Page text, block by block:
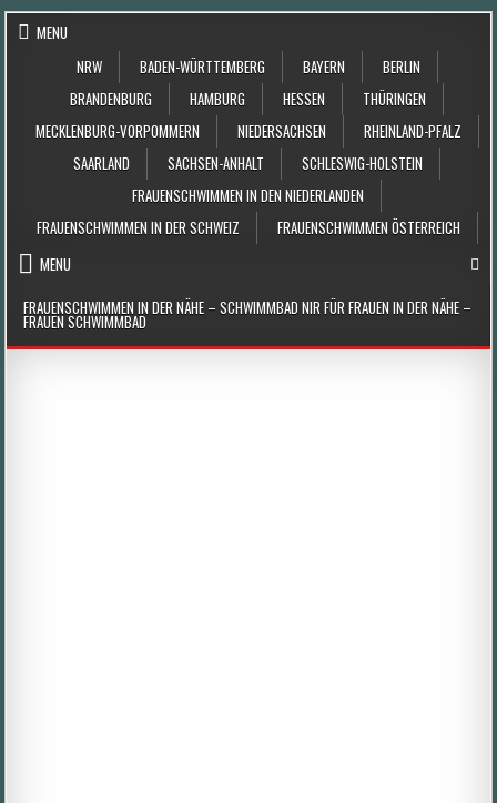
Skip to content
MENU
NRW
BADEN-WÜRTTEMBERG BAYERN
BERLIN
BRANDENBURG
HAMBURG HESSEN
THÜRINGEN
MECKLENBURG-VORPOMMERN
NIEDERSACHSEN
RHEINLAND-PFALZ
SAARLAND
SACHSEN-ANHALT
SCHLESWIG-HOLSTEIN
FRAUENSCHWIMMEN IN DEN NIEDERLANDEN
FRAUENSCHWIMMEN IN DER SCHWEIZ
FRAUENSCHWIMMEN ÖSTERREICH
MENU
FRAUENSCHWIMMEN IN DER NÄHE – SCHWIMMBAD NIR FÜR FRAUEN IN DER NÄHE –
FRAUEN SCHWIMMBAD